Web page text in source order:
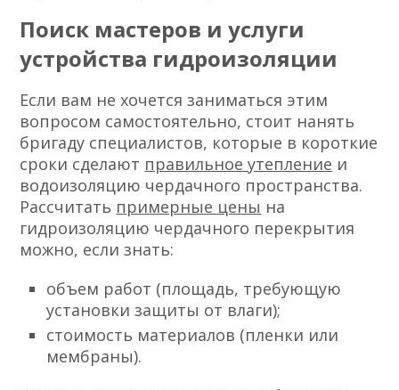
Поиск мастеров и услуги
устройства гидроизоляции
Если вам не хочется заниматься этим
вопросом самостоятельно, стоит нанять
бригаду специалистов, которые в короткие
сроки сделают правильное утепление и
водоизоляцию чердачного пространства.
Рассчитать примерные цены на
гидроизоляцию чердачного перекрытия
можно, если знать:
объем работ (площадь, требующую
установки защиты от влаги);
стоимость материалов (пленки или
мембраны).